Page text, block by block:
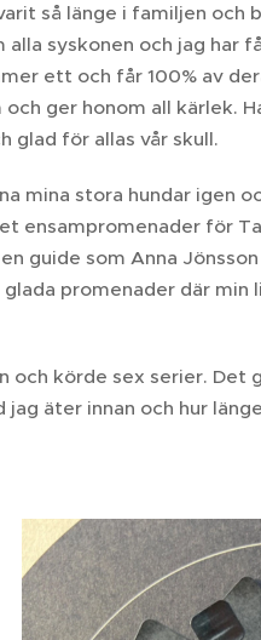
så länge i familjen och
syskonen och jag
ett och får 100% av
ger honom all kärlek.
glad för allas vår skull.
mina stora hundar igen
ensampromenader för
guide som Anna Jönsson
promenader där
körde sex serier. Det
äter innan och hur